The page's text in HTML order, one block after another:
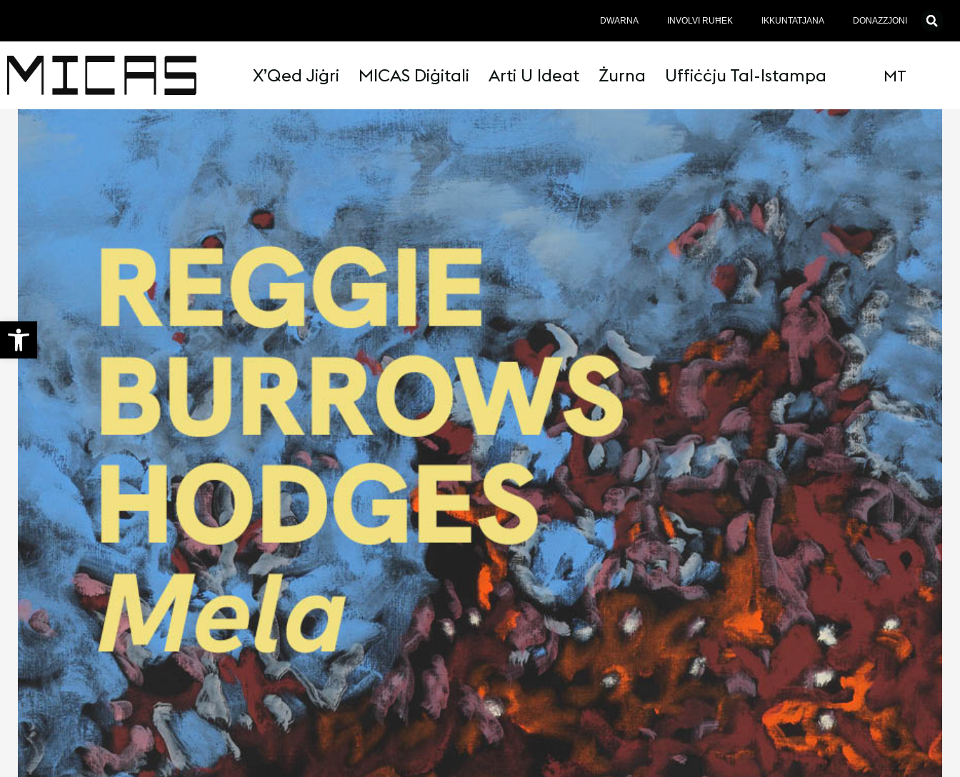
Open toolbar
DWARNA INVOLVI RUĦEK IKKUNTATJANA DONAZZJONI
X’Qed Jiġri MICAS Diġitali Arti U Ideat Żurna Uffiċċju Tal-Istampa MT
EN